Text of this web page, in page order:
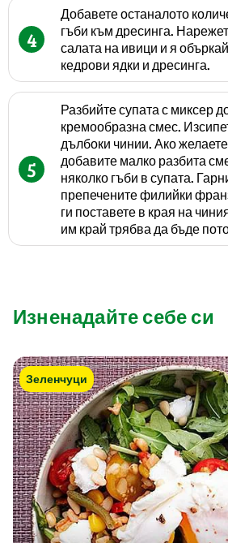
4
Добавете останалото
гъби към дресинга.
салата на ивици и я
кедрови ядки и дресинга.
5
Разбийте супата с миксер
кремообразна смес.
дълбоки чинии. Ако
добавите малко разбита
няколко гъби в супата.
препечените филийки
ги поставете в края на
им край трябва да бъде
Изненадайте себе си
Зеленчуци